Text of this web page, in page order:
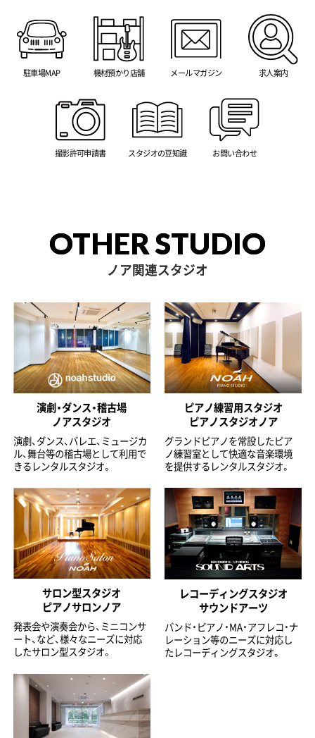
駐車場MAP 機材預かり店舗 メールマガジン 求人案内
撮影許可申請書 スタジオの豆知識 お問い合わせ
OTHER STUDIO
ノア関連スタジオ
演劇・ダンス・稽古場
ノアスタジオ
演劇、ダンス、バレエ、ミュージカ
ル、舞台等の稽古場として利用で
きるレンタルスタジオ。
ピアノ練習用スタジオ
ピアノスタジオノア
グランドピアノを常設したピア
ノ練習室として快適な音楽環境
を提供するレンタルスタジオ。
サロン型スタジオ
ピアノサロンノア
発表会や演奏会から、ミニコンサ
ート、など、様々なニーズに対応
したサロン型スタジオ。
レコーディングスタジオ
サウンドアーツ
バンド・ピアノ・MA・アフレコ・ナ
レーション等のニーズに対応し
たレコーディングスタジオ。